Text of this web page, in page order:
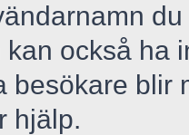
också ha
besökare blir
hjälp.